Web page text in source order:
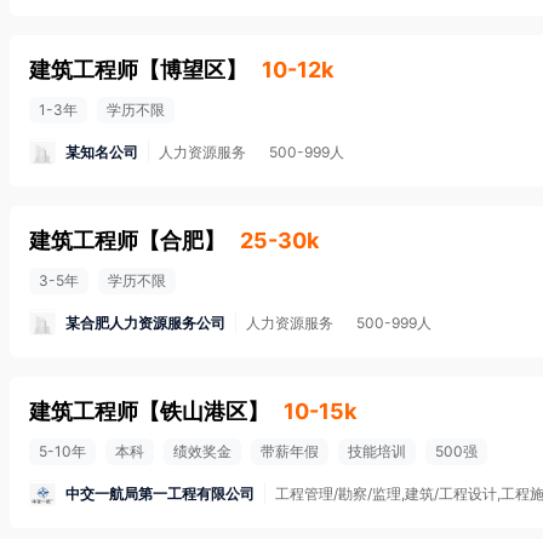
建筑工程师 【博望区】 10-12k
1-3年 学历不限
某知名公司 人力资源服务 500-999人
建筑工程师 【合肥】 25-30k
3-5年 学历不限
某合肥人力资源服务公司 人力资源服务 500-999人
建筑工程师 【铁山港区】 10-15k
5-10年 本科 绩效奖金 带薪年假 技能培训 500强
中交一航局第一工程有限公司 工程管理/勘察/监理,建筑/工程设计,工程